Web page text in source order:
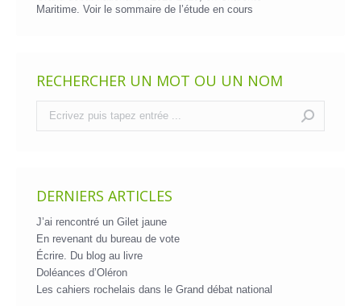
Maritime. Voir le sommaire de l’étude en cours
RECHERCHER UN MOT OU UN NOM
DERNIERS ARTICLES
J’ai rencontré un Gilet jaune
En revenant du bureau de vote
Écrire. Du blog au livre
Doléances d’Oléron
Les cahiers rochelais dans le Grand débat national